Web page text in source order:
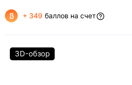
+ 349 баллов на счет
3D-обзор